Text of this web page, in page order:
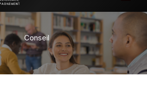
Conseil